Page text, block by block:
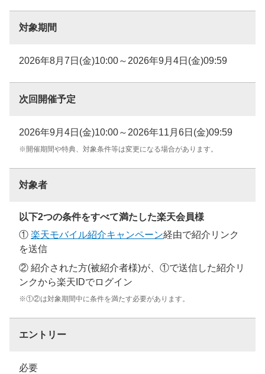
対象期間
2026年8月7日(金)10:00～2026年9月4日(金)09:59
次回開催予定
2026年9月4日(金)10:00～2026年11月6日(金)09:59
※開催期間や特典、対象条件等は変更になる場合があります。
対象者
以下2つの条件をすべて満たした楽天会員様
① 楽天モバイル紹介キャンペーン経由で紹介リンク
を送信
② 紹介された方(被紹介者様)が、①で送信した紹介リ
ンクから楽天IDでログイン
※①②は対象期間中に条件を満たす必要があります。
エントリー
必要